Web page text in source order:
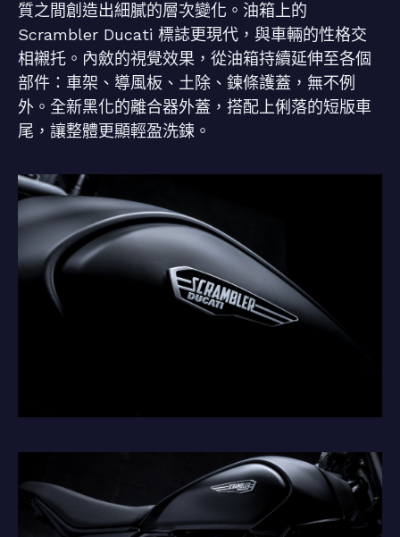
質之間創造出細膩的層次變化。油箱上的
Scrambler Ducati 標誌更現代，與車輛的性格交
相襯托。內斂的視覺效果，從油箱持續延伸至各個
部件：車架、導風板、土除、鍊條護蓋，無不例
外。全新黑化的離合器外蓋，搭配上俐落的短版車
尾，讓整體更顯輕盈洗鍊。